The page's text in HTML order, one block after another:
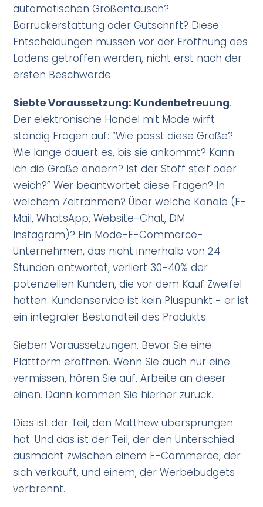
automatischen Größentausch?
Barrückerstattung oder Gutschrift? Diese
Entscheidungen müssen vor der Eröffnung des
Ladens getroffen werden, nicht erst nach der
ersten Beschwerde.
Siebte Voraussetzung: Kundenbetreuung.
Der elektronische Handel mit Mode wirft
ständig Fragen auf: “Wie passt diese Größe?
Wie lange dauert es, bis sie ankommt? Kann
ich die Größe ändern? Ist der Stoff steif oder
weich?” Wer beantwortet diese Fragen? In
welchem Zeitrahmen? Über welche Kanäle (E-
Mail, WhatsApp, Website-Chat, DM
Instagram)? Ein Mode-E-Commerce-
Unternehmen, das nicht innerhalb von 24
Stunden antwortet, verliert 30-40% der
potenziellen Kunden, die vor dem Kauf Zweifel
hatten. Kundenservice ist kein Pluspunkt - er ist
ein integraler Bestandteil des Produkts.
Sieben Voraussetzungen. Bevor Sie eine
Plattform eröffnen. Wenn Sie auch nur eine
vermissen, hören Sie auf. Arbeite an dieser
einen. Dann kommen Sie hierher zurück.
Dies ist der Teil, den Matthew übersprungen
hat. Und das ist der Teil, der den Unterschied
ausmacht zwischen einem E-Commerce, der
sich verkauft, und einem, der Werbebudgets
verbrennt.